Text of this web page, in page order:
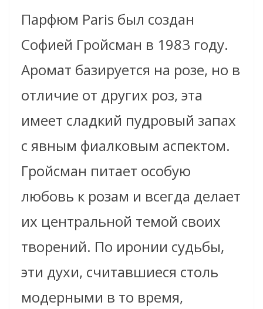
Парфюм Paris был создан
Софией Гройсман в 1983 году.
Аромат базируется на розе, но в
отличие от других роз, эта
имеет сладкий пудровый запах
с явным фиалковым аспектом.
Гройсман питает особую
любовь к розам и всегда делает
их центральной темой своих
творений. По иронии судьбы,
эти духи, считавшиеся столь
модерными в то время,